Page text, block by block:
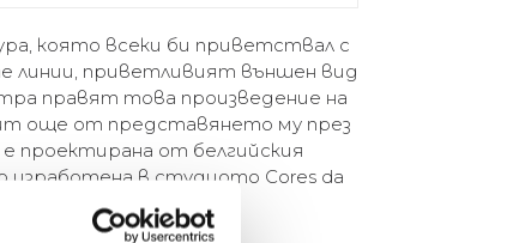
която всеки би приветствал с
линии, приветливият външен вид
правят това произведение на
още от представянето му през
проектирана от белгийския
изработена в студиото Cores da